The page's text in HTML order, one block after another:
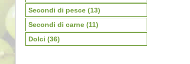
Secondi di pesce (13)
Secondi di carne (11)
Dolci (36)